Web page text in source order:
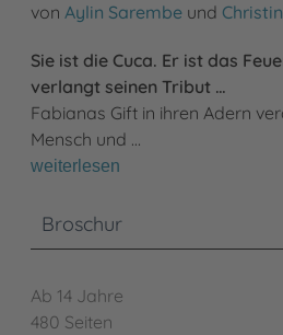
von Aylin Sarembe und
Sie ist die Cuca. Er ist das
verlangt seinen Tribut …
Fabianas Gift in ihren Adern
Mensch und …
weiterlesen
Broschur
Ab 14 Jahre
480 Seiten